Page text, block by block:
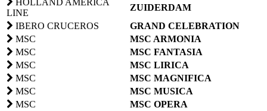
LINE
ZUIDERDAM
IBERO CRUCEROS
GRAND CELEBRATION
MSC
MSC ARMONIA
MSC
MSC FANTASIA
MSC
MSC LIRICA
MSC
MSC MAGNIFICA
MSC
MSC MUSICA
MSC
MSC OPERA